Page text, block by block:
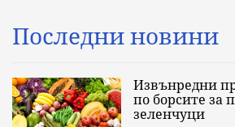
Последни новини
Извънредни
по борсите за
зеленчуци